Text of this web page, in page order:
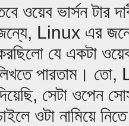
ওয়েব ভার্সন
Linux এর
যে একটা
পারতাম।
সেটা ওপেন
ওটা নামিয়ে